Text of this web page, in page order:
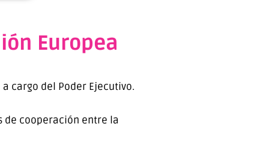
Europea
a cargo del Poder Ejecutivo.
de cooperación entre la